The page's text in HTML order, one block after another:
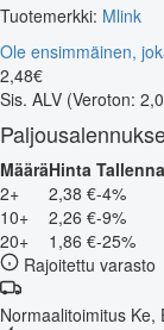
Tuotemerkki: Mlink
Ole ensimmäinen,
2,48€
Sis. ALV (Veroton:
MääräHinta Tallenna
2+
2,38 €-4%
10+
2,26 €-9%
20+
1,86 €-25%
Rajoitettu varasto
Normaalitoimitus Ke,